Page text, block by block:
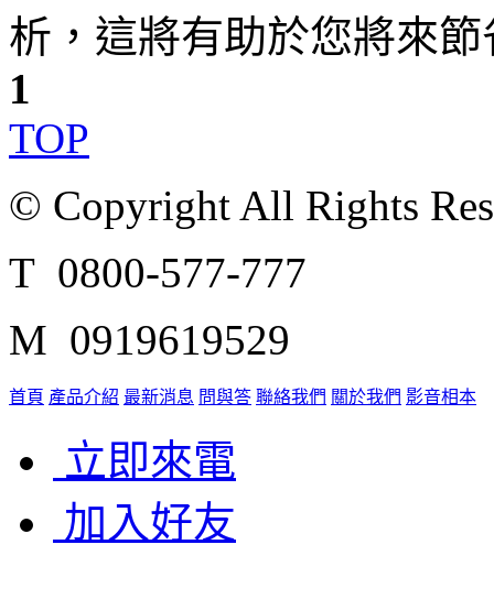
析，這將有助於您將來
1
TOP
© Copyright All Rights
T 0800-577-777
M 0919619529
首頁 產品介紹 最新消息 問與答 聯絡我們 關於我們 影音相本
立即來電
加入好友